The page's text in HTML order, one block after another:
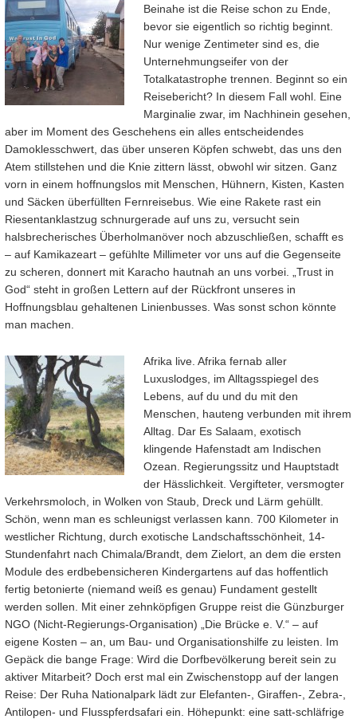
Beinahe ist die Reise schon zu Ende,
bevor sie eigentlich so richtig beginnt.
Nur wenige Zentimeter sind es, die
Unternehmungseifer von der
Totalkatastrophe trennen. Beginnt so ein
Reisebericht? In diesem Fall wohl. Eine
Marginalie zwar, im Nachhinein gesehen,
aber im Moment des Geschehens ein alles entscheidendes
Damoklesschwert, das über unseren Köpfen schwebt, das uns den
Atem stillstehen und die Knie zittern lässt, obwohl wir sitzen. Ganz
vorn in einem hoffnungslos mit Menschen, Hühnern, Kisten, Kasten
und Säcken überfüllten Fernreisebus. Wie eine Rakete rast ein
Riesentanklastzug schnurgerade auf uns zu, versucht sein
halsbrecherisches Überholmanöver noch abzuschließen, schafft es
– auf Kamikazeart – gefühlte Millimeter vor uns auf die Gegenseite
zu scheren, donnert mit Karacho hautnah an uns vorbei. „Trust in
God“ steht in großen Lettern auf der Rückfront unseres in
Hoffnungsblau gehaltenen Linienbusses. Was sonst schon könnte
man machen.
Afrika live. Afrika fernab aller
Luxuslodges, im Alltagsspiegel des
Lebens, auf du und du mit den
Menschen, hauteng verbunden mit ihrem
Alltag. Dar Es Salaam, exotisch
klingende Hafenstadt am Indischen
Ozean. Regierungssitz und Hauptstadt
der Hässlichkeit. Vergifteter, versmogter
Verkehrsmoloch, in Wolken von Staub, Dreck und Lärm gehüllt.
Schön, wenn man es schleunigst verlassen kann. 700 Kilometer in
westlicher Richtung, durch exotische Landschaftsschönheit, 14-
Stundenfahrt nach Chimala/Brandt, dem Zielort, an dem die ersten
Module des erdbebensicheren Kindergartens auf das hoffentlich
fertig betonierte (niemand weiß es genau) Fundament gestellt
werden sollen. Mit einer zehnköpfigen Gruppe reist die Günzburger
NGO (Nicht-Regierungs-Organisation) „Die Brücke e. V.“ – auf
eigene Kosten – an, um Bau- und Organisationshilfe zu leisten. Im
Gepäck die bange Frage: Wird die Dorfbevölkerung bereit sein zu
aktiver Mitarbeit? Doch erst mal ein Zwischenstopp auf der langen
Reise: Der Ruha Nationalpark lädt zur Elefanten-, Giraffen-, Zebra-,
Antilopen- und Flusspferdsafari ein. Höhepunkt: eine satt-schläfrige